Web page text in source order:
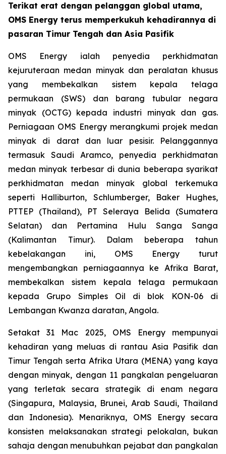
Terikat erat dengan pelanggan global utama,
OMS Energy terus memperkukuh kehadirannya di
pasaran Timur Tengah dan Asia Pasifik
OMS Energy ialah penyedia perkhidmatan
kejuruteraan medan minyak dan peralatan khusus
yang membekalkan sistem kepala telaga
permukaan (SWS) dan barang tubular negara
minyak (OCTG) kepada industri minyak dan gas.
Perniagaan OMS Energy merangkumi projek medan
minyak di darat dan luar pesisir. Pelanggannya
termasuk Saudi Aramco, penyedia perkhidmatan
medan minyak terbesar di dunia beberapa syarikat
perkhidmatan medan minyak global terkemuka
seperti Halliburton, Schlumberger, Baker Hughes,
PTTEP (Thailand), PT Seleraya Belida (Sumatera
Selatan) dan Pertamina Hulu Sanga Sanga
(Kalimantan Timur). Dalam beberapa tahun
kebelakangan ini, OMS Energy turut
mengembangkan perniagaannya ke Afrika Barat,
membekalkan sistem kepala telaga permukaan
kepada Grupo Simples Oil di blok KON-06 di
Lembangan Kwanza daratan, Angola.
Setakat 31 Mac 2025, OMS Energy mempunyai
kehadiran yang meluas di rantau Asia Pasifik dan
Timur Tengah serta Afrika Utara (MENA) yang kaya
dengan minyak, dengan 11 pangkalan pengeluaran
yang terletak secara strategik di enam negara
(Singapura, Malaysia, Brunei, Arab Saudi, Thailand
dan Indonesia). Menariknya, OMS Energy secara
konsisten melaksanakan strategi pelokalan, bukan
sahaja dengan menubuhkan pejabat dan pangkalan